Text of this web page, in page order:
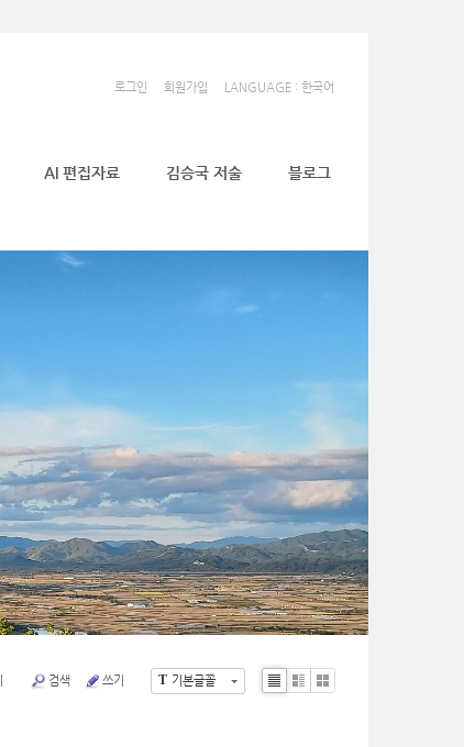
로그인 회원가입 LANGUAGE : 한국어
AI 편집자료 김승국 저술 블로그
T 기본글꼴
검색 쓰기
Li
Zi
G